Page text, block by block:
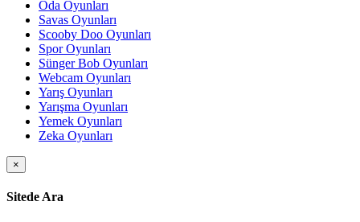
Oda Oyunları
Savas Oyunları
Scooby Doo Oyunları
Spor Oyunları
Sünger Bob Oyunları
Webcam Oyunları
Yarış Oyunları
Yarışma Oyunları
Yemek Oyunları
Zeka Oyunları
×
Sitede Ara